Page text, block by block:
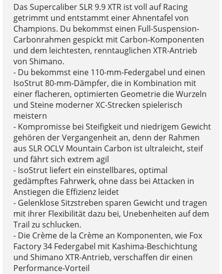
Das Supercaliber SLR 9.9 XTR ist voll auf Racing
getrimmt und entstammt einer Ahnentafel von
Champions. Du bekommst einen Full-Suspension-
Carbonrahmen gespickt mit Carbon-Komponenten
und dem leichtesten, renntauglichen XTR-Antrieb
von Shimano.
- Du bekommst eine 110-mm-Federgabel und einen
IsoStrut 80-mm-Dämpfer, die in Kombination mit
einer flacheren, optimierten Geometrie die Wurzeln
und Steine moderner XC-Strecken spielerisch
meistern
- Kompromisse bei Steifigkeit und niedrigem Gewicht
gehören der Vergangenheit an, denn der Rahmen
aus SLR OCLV Mountain Carbon ist ultraleicht, steif
und fährt sich extrem agil
- IsoStrut liefert ein einstellbares, optimal
gedämpftes Fahrwerk, ohne dass bei Attacken in
Anstiegen die Effizienz leidet
- Gelenklose Sitzstreben sparen Gewicht und tragen
mit ihrer Flexibilität dazu bei, Unebenheiten auf dem
Trail zu schlucken.
- Die Crème de la Crème an Komponenten, wie Fox
Factory 34 Federgabel mit Kashima-Beschichtung
und Shimano XTR-Antrieb, verschaffen dir einen
Performance-Vorteil